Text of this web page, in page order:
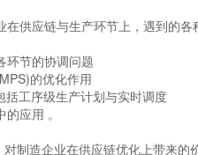
应链与生产环节上，遇到的各
环节的协调问题
的优化作用
括工序级生产计划与实时调度
应用 。
制造企业在供应链优化上带来的价